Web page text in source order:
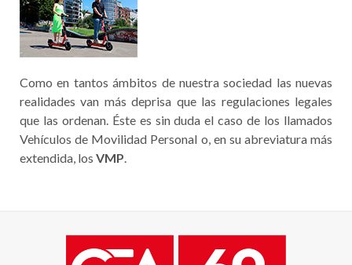
Como en tantos ámbitos de nuestra sociedad las nuevas
realidades van más deprisa que las regulaciones legales
que las ordenan. Éste es sin duda el caso de los llamados
Vehículos de Movilidad Personal o, en su abreviatura más
extendida, los VMP.